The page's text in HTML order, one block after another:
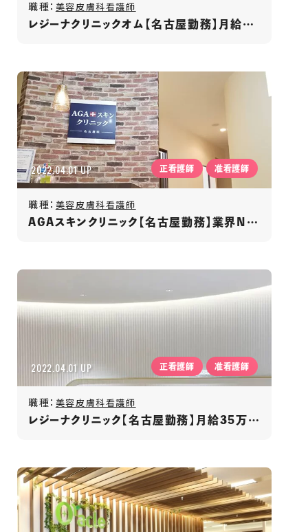
職種： 美容皮膚科看護師
レジーナクリニックオム【名古屋勤務】月給35万円～/年間休日120日以上/賞与年2回/男性専門クリニック
2022.04.01 UP 正看護師 准看護師
職種： 美容皮膚科看護師
AGAスキンクリニック【名古屋勤務】業界No.1／発毛専門クリニック／年間休日125日
2022.04.01 UP 正看護師 准看護師
職種： 美容皮膚科看護師
レジーナクリニック【名古屋勤務】月給35万円～/年間休日120日以上/賞与年2回/福利厚生充実